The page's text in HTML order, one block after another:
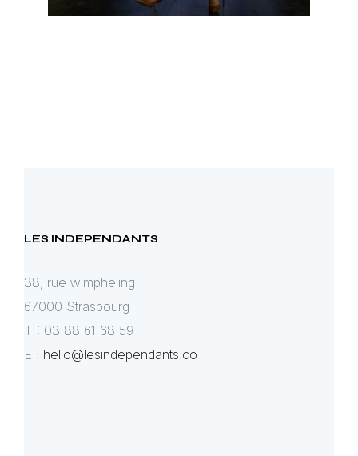
LES INDEPENDANTS
38, rue wimpheling
67000 Strasbourg
T : 03 88 61 68 59
E : hello@lesindependants.co